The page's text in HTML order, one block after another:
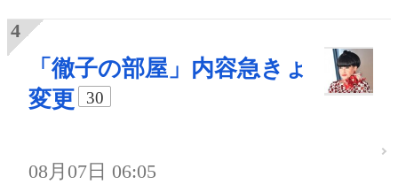
「徹子の部屋」内容急きょ
変更
30
08月07日 06:05